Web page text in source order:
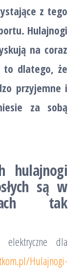
z tego
Hulajnogi
na coraz
to dlatego, że
przyjemne i
za sobą
hulajnogi
są w
tak
elektryczne dla
Hulajnogi-